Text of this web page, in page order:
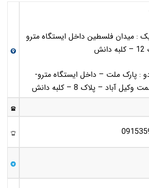
: میدان فلسطین داخل ایستگاه مترو
: پارک ملت – داخل ایستگاه مترو-
آباد – پلاک 8 – کلبه دانش